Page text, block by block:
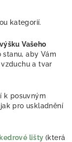
kategorií.
výšku Vašeho
aby Vám
a tvar
k posuvným
pro uskladnění
kedrové lišty (která